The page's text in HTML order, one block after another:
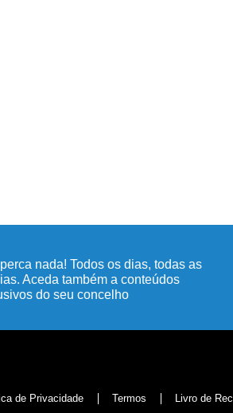
nada! Todos os dias, todas as
Aceda também a conteúdos
do seu concelho
de Privacidade Termos Livro de